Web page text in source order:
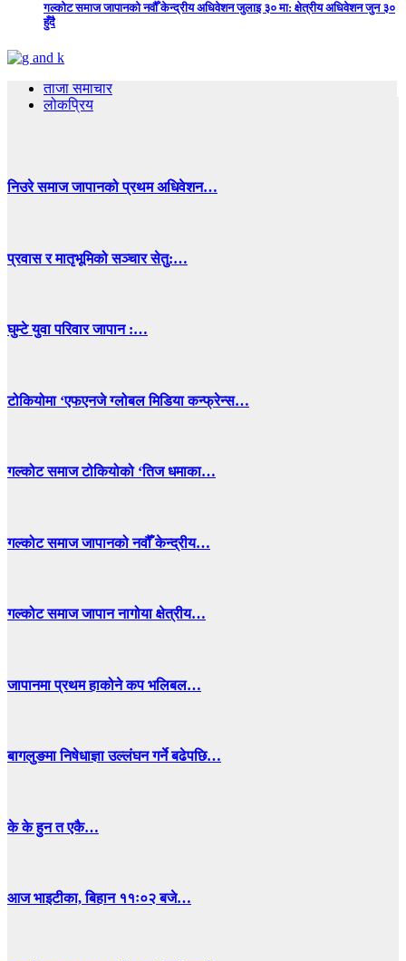
गल्कोट समाज जापानको नवौँ केन्द्रीय अधिवेशन जुलाइ ३० मा: क्षेत्रीय अधिवेशन जुन ३०
हुँदै
ताजा समाचार
लोकप्रिय
निउरे समाज जापानको प्रथम अधिवेशन…
प्रवास र मातृभूमिको सञ्चार सेतु:…
घुम्टे युवा परिवार जापान :…
टोकियोमा ‘एफएनजे ग्लोबल मिडिया कन्फ्रेन्स…
गल्कोट समाज टोकियोको ‘तिज धमाका…
गल्कोट समाज जापानको नवौँ केन्द्रीय…
गल्कोट समाज जापान नागोया क्षेत्रीय…
जापानमा प्रथम हाकोने कप भलिबल…
बागलुङमा निषेधाज्ञा उल्लंघन गर्ने बढेपछि…
के के हुन त एकै…
आज भाइटीका, बिहान ११ः०२ बजे…